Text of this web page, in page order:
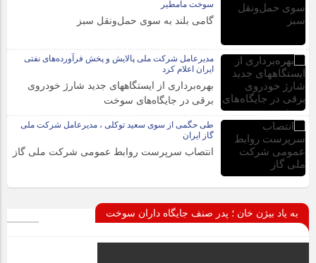
سوخت مامطیر
گامی بلند به سوی حمل‌ونقل سبز
مدیرعامل شرکت ملی پالایش و پخش فرآورده‌های نفتی
ایران اعلام کرد
بهره‌برداری از ایستگاههای جدید شارژ خودروی
برقی در جایگاه‌های سوخت
طی حگمی از سوی سعید توکلی ، مدیرعامل شرکت ملی
گاز ایران
انتصاب سرپرست روابط عمومی شرکت ملی گاز
به یاد بیژن خان ؛ پدر صنف جایگاه داران سوخت